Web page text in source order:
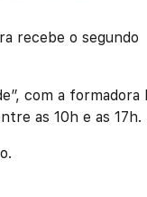
recebe o segundo
com a formadora
as 10h e as 17h.